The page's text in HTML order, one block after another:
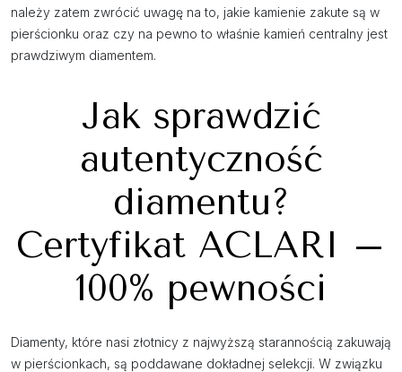
należy zatem zwrócić uwagę na to, jakie kamienie zakute są w
pierścionku oraz czy na pewno to właśnie kamień centralny jest
prawdziwym diamentem.
Jak sprawdzić
autentyczność
diamentu?
Certyfikat ACLARI –
100% pewności
Diamenty, które nasi złotnicy z najwyższą starannością zakuwają
w pierścionkach, są poddawane dokładnej selekcji. W związku